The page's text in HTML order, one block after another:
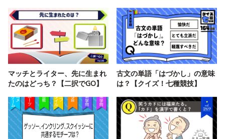
マッチとライター、先に生まれ
たのはどっち？【二択でGO】
古文の単語「はづかし」の意味
は？【クイズ！七種競技】